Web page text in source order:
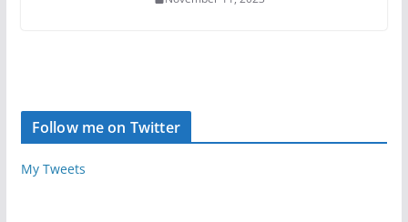
Follow me on Twitter
My Tweets